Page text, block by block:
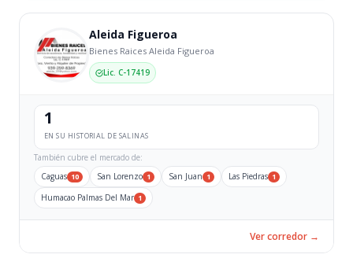
Aleida Figueroa
Bienes Raices Aleida Figueroa
Lic. C-17419
1
EN SU HISTORIAL DE SALINAS
También cubre el mercado de:
Caguas 10 San Lorenzo 1 San Juan 1 Las Piedras 1
Humacao Palmas Del Mar 1
Ver corredor →